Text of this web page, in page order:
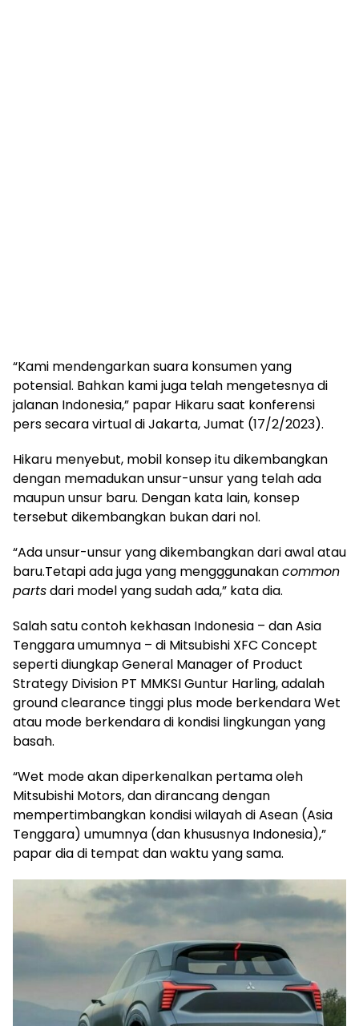
“Kami mendengarkan suara konsumen yang
potensial. Bahkan kami juga telah mengetesnya di
jalanan Indonesia,” papar Hikaru saat konferensi
pers secara virtual di Jakarta, Jumat (17/2/2023).
Hikaru menyebut, mobil konsep itu dikembangkan
dengan memadukan unsur-unsur yang telah ada
maupun unsur baru. Dengan kata lain, konsep
tersebut dikembangkan bukan dari nol.
“Ada unsur-unsur yang dikembangkan dari awal atau
baru.Tetapi ada juga yang mengggunakancommon
partsdari model yang sudah ada,” kata dia.
Salah satu contoh kekhasan Indonesia – dan Asia
Tenggara umumnya – di Mitsubishi XFC Concept
seperti diungkap General Manager of Product
Strategy Division PT MMKSI Guntur Harling, adalah
ground clearance tinggi plus mode berkendara Wet
atau mode berkendara di kondisi lingkungan yang
basah.
“Wet mode akan diperkenalkan pertama oleh
Mitsubishi Motors, dan dirancang dengan
mempertimbangkan kondisi wilayah di Asean (Asia
Tenggara) umumnya (dan khususnya Indonesia),”
papar dia di tempat dan waktu yang sama.